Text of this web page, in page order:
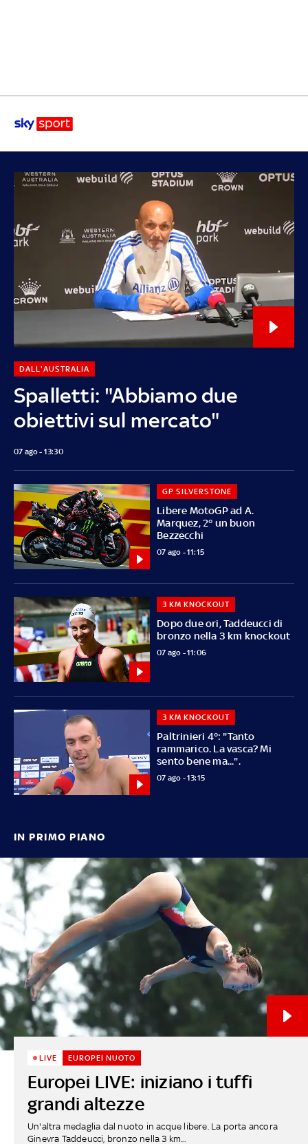
Spalletti: "Abbiamo due
obiettivi sul mercato"
DALL'AUSTRALIA
07 ago - 13:30
Libere MotoGP ad A.
Marquez, 2° un buon
Bezzecchi
GP SILVERSTONE
07 ago - 11:15
Dopo due ori, Taddeucci di
bronzo nella 3 km knockout
3 KM KNOCKOUT
07 ago - 11:06
Paltrinieri 4°: "Tanto
rammarico. La vasca? Mi
sento bene ma...".
3 KM KNOCKOUT
07 ago - 13:15
IN PRIMO PIANO
Europei LIVE: iniziano i tuffi
grandi altezze
LIVE EUROPEI NUOTO
Un'altra medaglia dal nuoto in acque libere. La porta ancora
Ginevra Taddeucci, bronzo nella 3 km...